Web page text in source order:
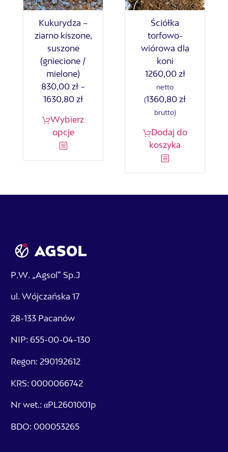
Kukurydza –
ziarno kiszone,
suszone
(gniecione /
mielone)
830,00 zł –
1630,80 złZakres
od
1630,80 zł
Wybierz
opcje
Ten
produkt
ma
wiele
można
produktu
Ściółka
torfowo-
wiórowa dla
koni
1260,00 zł
netto
(1360,80 zł
brutto)
Dodaj do
koszyka
P.W. „Agsol” Sp.J
ul. Wójczańska 17
28-133 Pacanów
NIP: 655-00-04-130
Regon: 290192612
KRS: 0000066742
Nr wet.: αPL2601001p
BDO: 000053265